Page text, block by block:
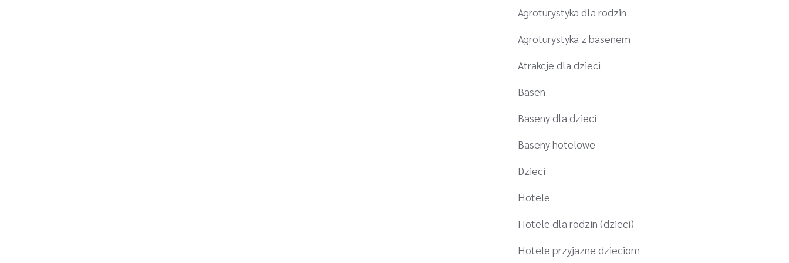
Agroturystyka dla rodzin
Agroturystyka z basenem
Atrakcje dla dzieci
Basen
Baseny dla dzieci
Baseny hotelowe
Dzieci
Hotele
Hotele dla rodzin (dzieci)
Hotele przyjazne dzieciom